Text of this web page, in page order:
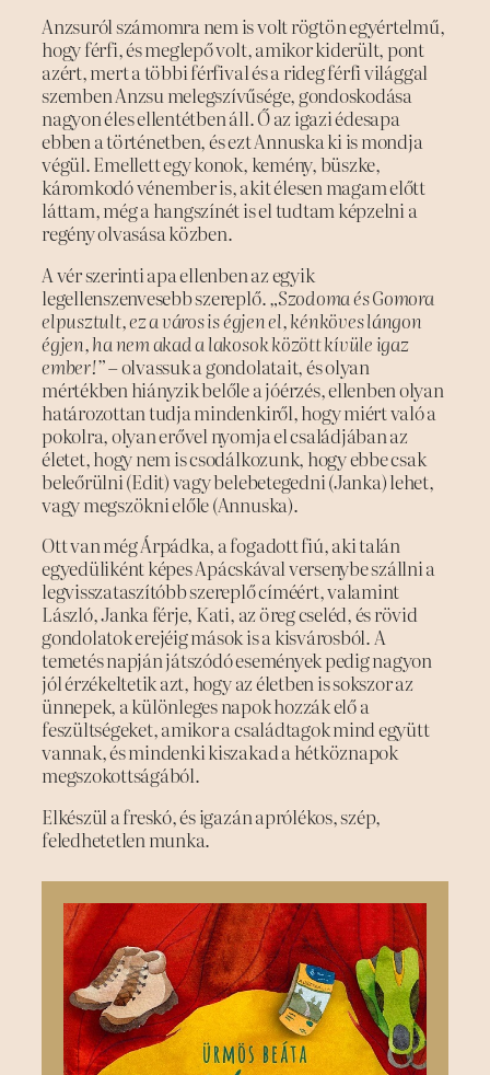
Anzsuról számomra nem is volt rögtön egyértelmű,
hogy férfi, és meglepő volt, amikor kiderült, pont
azért, mert a többi férfival és a rideg férfi világgal
szemben Anzsu melegszívűsége, gondoskodása
nagyon éles ellentétben áll. Ő az igazi édesapa
ebben a történetben, és ezt Annuska ki is mondja
végül. Emellett egy konok, kemény, büszke,
káromkodó vénember is, akit élesen magam előtt
láttam, még a hangszínét is el tudtam képzelni a
regény olvasása közben.
A vér szerinti apa ellenben az egyik
legellenszenvesebb szereplő.„Szodoma és Gomora
elpusztult, ez a város is égjen el, kénköves lángon
égjen, ha nem akad a lakosok között kívüle igaz
ember!”– olvassuk a gondolatait, és olyan
mértékben hiányzik belőle a jóérzés, ellenben olyan
határozottan tudja mindenkiről, hogy miért való a
pokolra, olyan erővel nyomja el családjában az
életet, hogy nem is csodálkozunk, hogy ebbe csak
beleőrülni (Edit) vagy belebetegedni (Janka) lehet,
vagy megszökni előle (Annuska).
Ott van még Árpádka, a fogadott fiú, aki talán
egyedüliként képes Apácskával versenybe szállni a
legvisszataszítóbb szereplő címéért, valamint
László, Janka férje, Kati, az öreg cseléd, és rövid
gondolatok erejéig mások is a kisvárosból. A
temetés napján játszódó események pedig nagyon
jól érzékeltetik azt, hogy az életben is sokszor az
ünnepek, a különleges napok hozzák elő a
feszültségeket, amikor a családtagok mind együtt
vannak, és mindenki kiszakad a hétköznapok
megszokottságából.
Elkészül a freskó, és igazán aprólékos, szép,
feledhetetlen munka.